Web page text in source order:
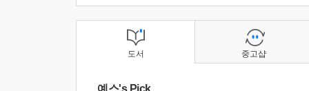
도서
예스's Pick
중고샵